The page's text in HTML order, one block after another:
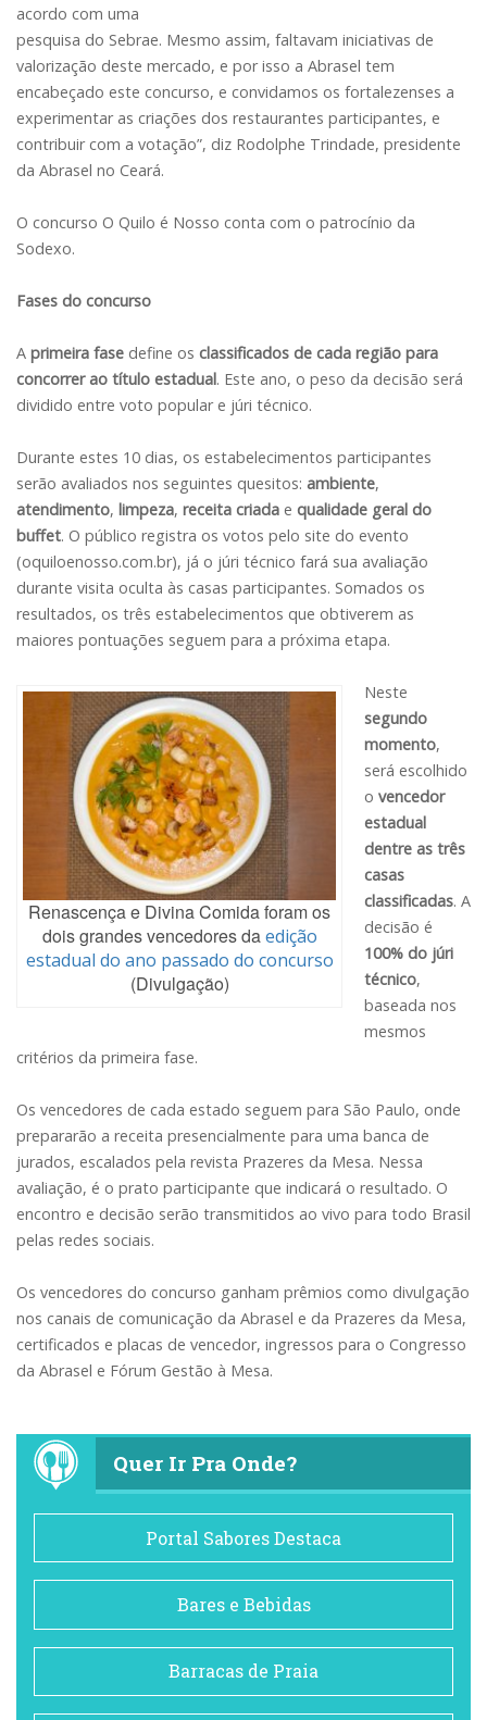
acordo com uma
pesquisa do Sebrae. Mesmo assim, faltavam iniciativas de
valorização deste mercado, e por isso a Abrasel tem
encabeçado este concurso, e convidamos os fortalezenses a
experimentar as criações dos restaurantes participantes, e
contribuir com a votação”, diz Rodolphe Trindade, presidente
da Abrasel no Ceará.
O concurso O Quilo é Nosso conta com o patrocínio da
Sodexo.
Fases do concurso
A primeira fase define os classificados de cada região para
concorrer ao título estadual. Este ano, o peso da decisão será
dividido entre voto popular e júri técnico.
Durante estes 10 dias, os estabelecimentos participantes
serão avaliados nos seguintes quesitos: ambiente,
atendimento, limpeza, receita criada e qualidade geral do
buffet. O público registra os votos pelo site do evento
(oquiloenosso.com.br), já o júri técnico fará sua avaliação
durante visita oculta às casas participantes. Somados os
resultados, os três estabelecimentos que obtiverem as
maiores pontuações seguem para a próxima etapa.
Renascença e Divina Comida foram os
dois grandes vencedores daedição
estadual do ano passado do concurso
(Divulgação)
Neste
segundo
momento,
será escolhido
o vencedor
estadual
dentre as três
casas
classificadas. A
decisão é
100% do júri
técnico,
baseada nos
mesmos
critérios da primeira fase.
Os vencedores de cada estado seguem para São Paulo, onde
prepararão a receita presencialmente para uma banca de
jurados, escalados pela revista Prazeres da Mesa. Nessa
avaliação, é o prato participante que indicará o resultado. O
encontro e decisão serão transmitidos ao vivo para todo Brasil
pelas redes sociais.
Os vencedores do concurso ganham prêmios como divulgação
nos canais de comunicação da Abrasel e da Prazeres da Mesa,
certificados e placas de vencedor, ingressos para o Congresso
da Abrasel e Fórum Gestão à Mesa.
Quer Ir Pra Onde?
Portal Sabores Destaca
Bares e Bebidas
Barracas de Praia